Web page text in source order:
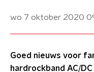
wo 7 oktober 2020
Goed nieuws voor
hardrockband AC/